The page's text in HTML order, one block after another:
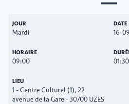
Mardi 16-
09:00 01:30
1 - Centre Culturel (1), 22
avenue de la Gare - 30700 UZES